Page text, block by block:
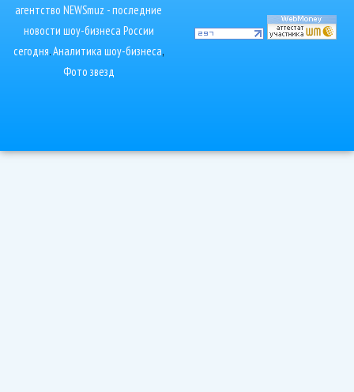
агентство NEWSmuz - последние
новости шоу-бизнеса России
сегодня.Аналитика шоу-бизнеса,
Фото звезд